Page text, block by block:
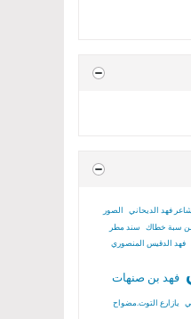
فهد الديحاني الصور
سبة خطاك سند مطر
فهد الدقيس المنصوري
فهد بن صنهات
يازارع التوت.مضواح